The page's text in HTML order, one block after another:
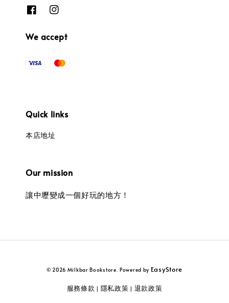
We accept
Quick links
本店地址
Our mission
讓中壢變成一個好玩的地方！
© 2026 Milkbar Bookstore. Powered by EasyStore
服務條款 | 隱私政策 | 退款政策